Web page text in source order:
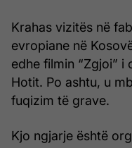
Krahas vizitës në
evropiane në
edhe filmin “Zgjoi” i
Hotit. Po ashtu, u
fuqizim të grave.
Kjo ngjarje është